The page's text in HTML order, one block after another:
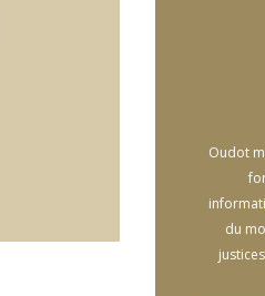
Oudot
du